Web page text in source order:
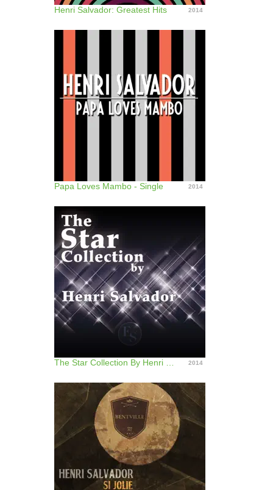
Henri Salvador: Greatest Hits 2014
Papa Loves Mambo - Single 2014
2014